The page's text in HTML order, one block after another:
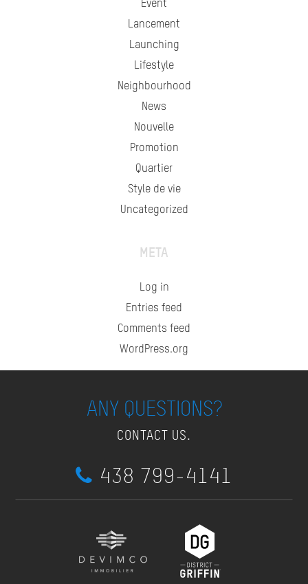
Event
Lancement
Launching
Lifestyle
Neighbourhood
News
Nouvelle
Promotion
Quartier
Style de vie
Uncategorized
META
Log in
Entries feed
Comments feed
WordPress.org
ANY QUESTIONS?
CONTACT US.
438 799-4141